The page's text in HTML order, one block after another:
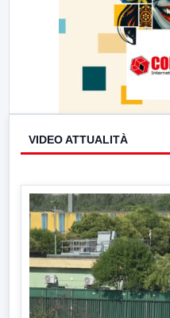
VIDEO ATTUALITÀ